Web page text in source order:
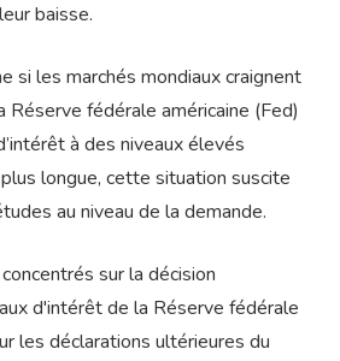
baisse.
si les marchés mondiaux craignent
Réserve fédérale américaine (Fed)
à des niveaux élevés
longue, cette situation suscite
au niveau de la demande.
sur la décision
d'intérêt de la Réserve fédérale
les déclarations ultérieures du